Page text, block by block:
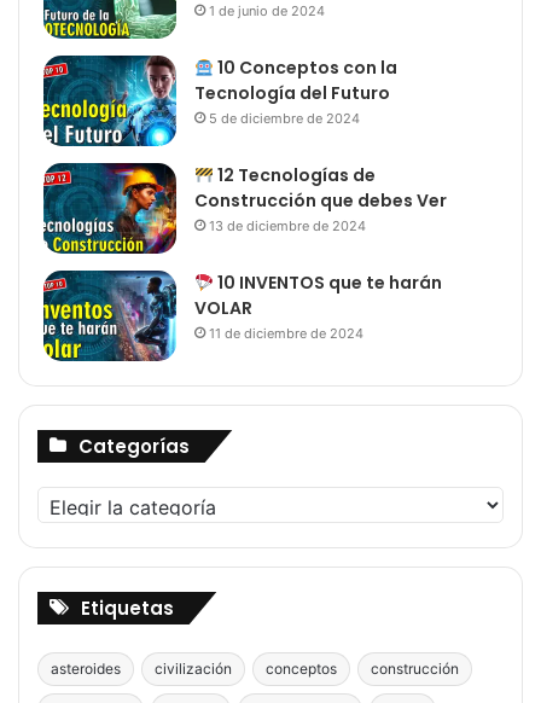
1 de junio de 2024
10 Conceptos con la
Tecnología del Futuro
5 de diciembre de 2024
12 Tecnologías de
Construcción que debes Ver
13 de diciembre de 2024
10 INVENTOS que te harán
VOLAR
11 de diciembre de 2024
Categorías
Categorías
Etiquetas
asteroides civilización conceptos construcción